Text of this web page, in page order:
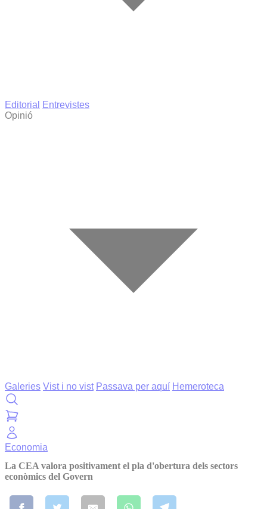
Editorial
Entrevistes
Opinió
Galeries Vist i no vist Passava per aquí Hemeroteca
Economia
La CEA valora positivament el pla d'obertura dels sectors
econòmics del Govern